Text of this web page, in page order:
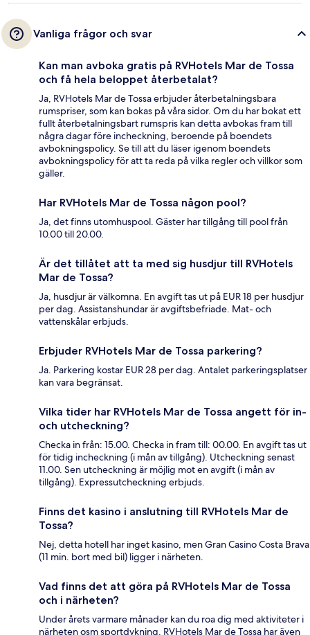
Vanliga frågor och svar
Kan man avboka gratis på RVHotels Mar de Tossa
och få hela beloppet återbetalat?
Ja, RVHotels Mar de Tossa erbjuder återbetalningsbara
rumspriser, som kan bokas på våra sidor. Om du har bokat ett
fullt återbetalningsbart rumspris kan detta avbokas fram till
några dagar före incheckning, beroende på boendets
avbokningspolicy. Se till att du läser igenom boendets
avbokningspolicy för att ta reda på vilka regler och villkor som
gäller.
Har RVHotels Mar de Tossa någon pool?
Ja, det finns utomhuspool. Gäster har tillgång till pool från
10.00 till 20.00.
Är det tillåtet att ta med sig husdjur till RVHotels
Mar de Tossa?
Ja, husdjur är välkomna. En avgift tas ut på EUR 18 per husdjur
per dag. Assistanshundar är avgiftsbefriade. Mat- och
vattenskålar erbjuds.
Erbjuder RVHotels Mar de Tossa parkering?
Ja. Parkering kostar EUR 28 per dag. Antalet parkeringsplatser
kan vara begränsat.
Vilka tider har RVHotels Mar de Tossa angett för in-
och utcheckning?
Checka in från: 15.00. Checka in fram till: 00.00. En avgift tas ut
för tidig incheckning (i mån av tillgång). Utcheckning senast
11.00. Sen utcheckning är möjlig mot en avgift (i mån av
tillgång). Expressutcheckning erbjuds.
Finns det kasino i anslutning till RVHotels Mar de
Tossa?
Nej, detta hotell har inget kasino, men Gran Casino Costa Brava
(11 min. bort med bil) ligger i närheten.
Vad finns det att göra på RVHotels Mar de Tossa
och i närheten?
Under årets varmare månader kan du roa dig med aktiviteter i
närheten osm sportdykning. RVHotels Mar de Tossa har även